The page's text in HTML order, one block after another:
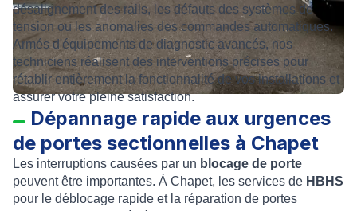
désalignement des rails, les défauts des systèmes de
tension ou les anomalies des commandes automatiques.
Armés d'équipements de diagnostic avancés, nos
techniciens réalisent des interventions précises pour
rétablir entièrement la fonctionnalité de vos installations et
assurer votre pleine satisfaction.
Dépannage rapide aux urgences
de portes sectionnelles à Chapet
Les interruptions causées par un blocage de porte
peuvent être importantes. À Chapet, les services de HBHS
pour le déblocage rapide et la réparation de portes